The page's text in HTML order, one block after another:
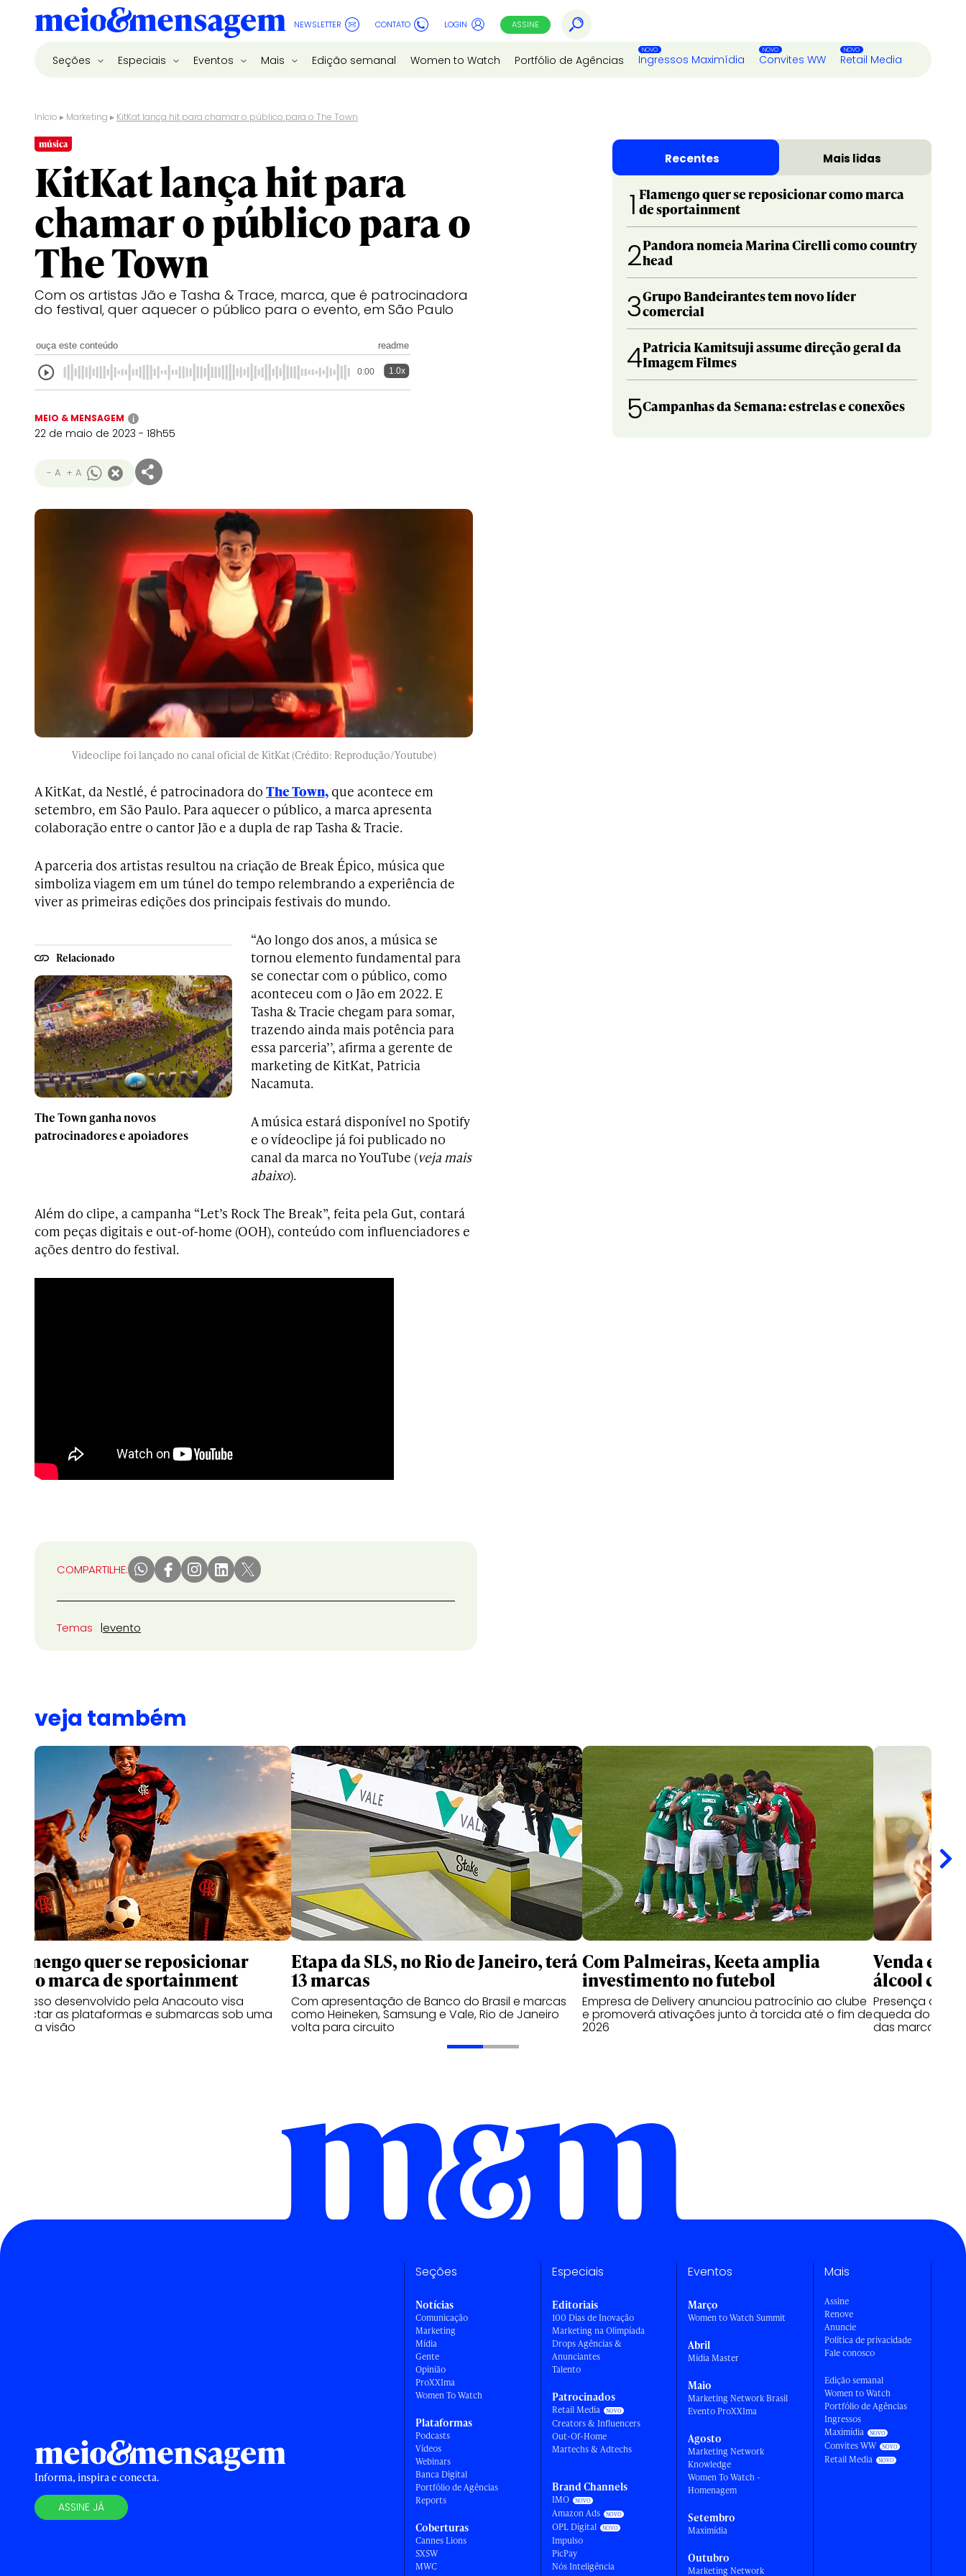
NEWSLETTER CONTATO LOGIN ASSINE
Seções Especiais Eventos Mais Edição semanal Women to Watch Portfólio de Agências Ingressos Maximídia Convites WW Retail Media
Início ▸ Marketing ▸ KitKat lança hit para chamar o público para o The Town
música
KitKat lança hit para
chamar o público para o
The Town
Com os artistas Jão e Tasha & Trace, marca, que é patrocinadora
do festival, quer aquecer o público para o evento, em São Paulo
ouça este conteúdo readme
0:00 1.0x
MEIO & MENSAGEM i
22 de maio de 2023 - 18h55
- A + A
Videoclipe foi lançado no canal oficial de KitKat (Crédito: Reprodução/Youtube)
A KitKat, da Nestlé, é patrocinadora do The Town, que acontece em
setembro, em São Paulo. Para aquecer o público, a marca apresenta
colaboração entre o cantor Jão e a dupla de rap Tasha & Tracie.
A parceria dos artistas resultou na criação de Break Épico, música que
simboliza viagem em um túnel do tempo relembrando a experiência de
viver as primeiras edições dos principais festivais do mundo.
Relacionado
The Town ganha novos
patrocinadores e apoiadores
“Ao longo dos anos, a música se
tornou elemento fundamental para
se conectar com o público, como
aconteceu com o Jão em 2022. E
Tasha & Tracie chegam para somar,
trazendo ainda mais potência para
essa parceria’’, afirma a gerente de
marketing de KitKat, Patricia
Nacamuta.
A música estará disponível no Spotify
e o vídeoclipe já foi publicado no
canal da marca no YouTube (veja mais
abaixo).
Além do clipe, a campanha “Let’s Rock The Break”, feita pela Gut, contará
com peças digitais e out-of-home (OOH), conteúdo com influenciadores e
ações dentro do festival.
COMPARTILHE:
Temas evento
Recentes Mais lidas
1 Flamengo quer se reposicionar como marca
de sportainment
2Pandora nomeia Marina Cirelli como country
head
3Grupo Bandeirantes tem novo líder
comercial
4Patricia Kamitsuji assume direção geral da
Imagem Filmes
5Campanhas da Semana: estrelas e conexões
veja também
Flamengo quer se reposicionar
como marca de sportainment
Processo desenvolvido pela Anacouto visa
conectar as plataformas e submarcas sob uma
mesma visão
Etapa da SLS, no Rio de Janeiro, terá
13 marcas
Com apresentação de Banco do Brasil e marcas
como Heineken, Samsung e Vale, Rio de Janeiro
volta para circuito
Com Palmeiras, Keeta amplia
investimento no futebol
Empresa de Delivery anunciou patrocínio ao clube
e promoverá ativações junto à torcida até o fim de
2026
Venda e
álcool
Presença de
queda do
das marcas
Informa, inspira e conecta.
ASSINE JÁ
Seções
Notícias
Comunicação
Marketing
Mídia
Gente
Opinião
ProXXIma
Women To Watch
Plataformas
Podcasts
Vídeos
Webinars
Banca Digital
Portfólio de Agências
Reports
Coberturas
Cannes Lions
SXSW
MWC
Especiais
Editoriais
100 Dias de Inovação
Marketing na Olimpíada
Drops Agências &
Anunciantes
Talento
Patrocinados
Retail Media
Creators & Influencers
Out-Of-Home
Martechs & Adtechs
Brand Channels
IMO
Amazon Ads
OPL Digital
Impulso
PicPay
Nós Inteligência
Eventos
Março
Women to Watch Summit
Abril
Mídia Master
Maio
Marketing Network Brasil
Evento ProXXIma
Agosto
Marketing Network
Knowledge
Women To Watch -
Homenagem
Setembro
Maximídia
Outubro
Marketing Network
Mais
Assine
Renove
Anuncie
Política de privacidade
Fale conosco
Edição semanal
Women to Watch
Portfólio de Agências
Ingressos
Maximídia
Convites WW
Retail Media